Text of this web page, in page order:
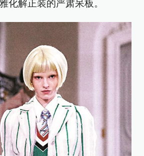
化解正装的严肃呆板。